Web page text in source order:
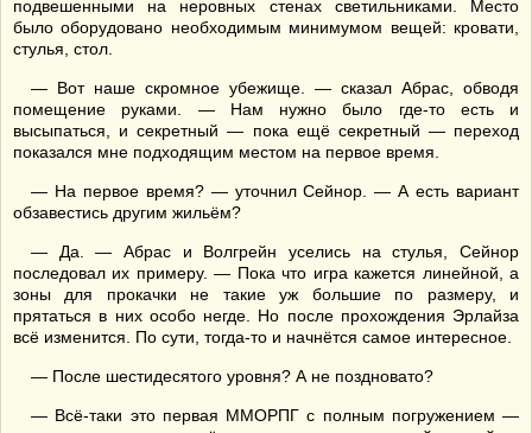
подвешенными на неровных стенах светильниками. Место
было оборудовано необходимым минимумом вещей: кровати,
стулья, стол.
— Вот наше скромное убежище. — сказал Абрас, обводя
помещение руками. — Нам нужно было где-то есть и
высыпаться, и секретный — пока ещё секретный — переход
показался мне подходящим местом на первое время.
— На первое время? — уточнил Сейнор. — А есть вариант
обзавестись другим жильём?
— Да. — Абрас и Волгрейн уселись на стулья, Сейнор
последовал их примеру. — Пока что игра кажется линейной, а
зоны для прокачки не такие уж большие по размеру, и
прятаться в них особо негде. Но после прохождения Эрлайза
всё изменится. По сути, тогда-то и начнётся самое интересное.
— После шестидесятого уровня? А не поздновато?
— Всё-таки это первая ММОРПГ с полным погружением —